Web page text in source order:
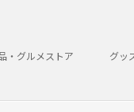
・グルメストア グッ